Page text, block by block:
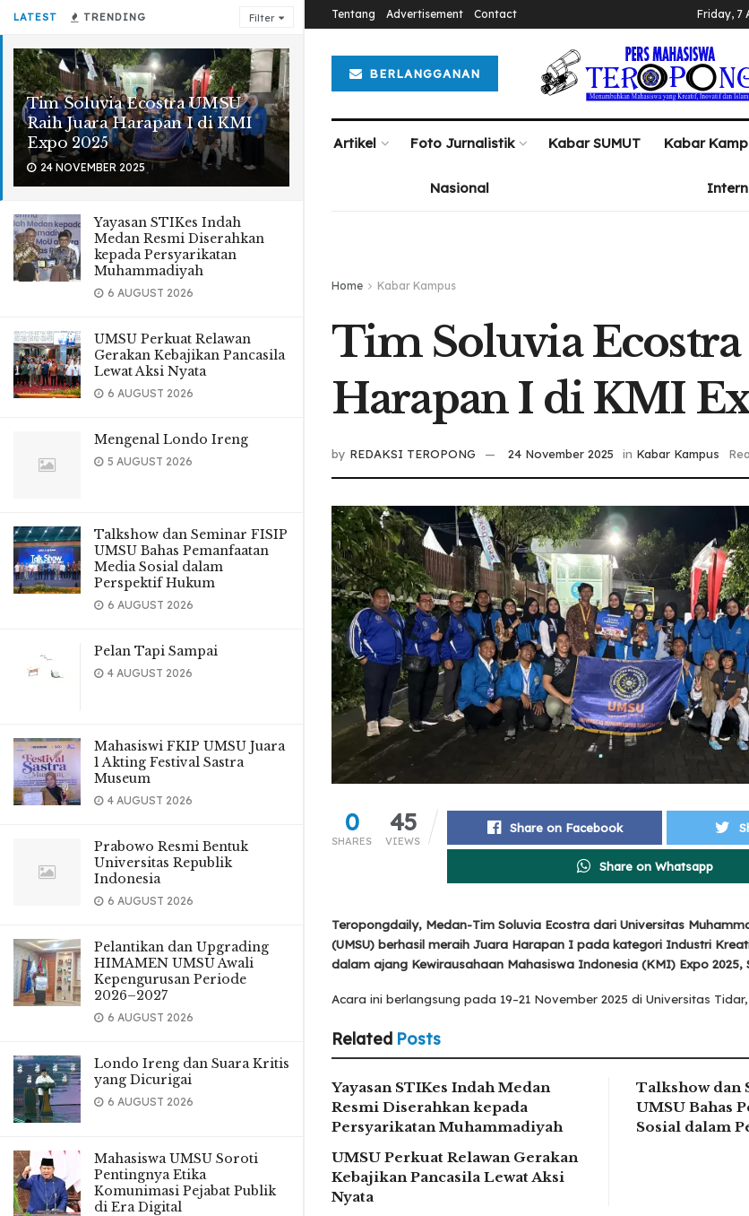
LATEST TRENDING Filter
Tim Soluvia Ecostra UMSU
Raih Juara Harapan I di KMI
Expo 2025
24 NOVEMBER 2025
Yayasan STIKes Indah
Medan Resmi Diserahkan
kepada Persyarikatan
Muhammadiyah
6 AUGUST 2026
UMSU Perkuat Relawan
Gerakan Kebajikan Pancasila
Lewat Aksi Nyata
6 AUGUST 2026
Mengenal Londo Ireng
5 AUGUST 2026
Talkshow dan Seminar FISIP
UMSU Bahas Pemanfaatan
Media Sosial dalam
Perspektif Hukum
6 AUGUST 2026
Pelan Tapi Sampai
4 AUGUST 2026
Mahasiswi FKIP UMSU Juara
1 Akting Festival Sastra
Museum
4 AUGUST 2026
Prabowo Resmi Bentuk
Universitas Republik
Indonesia
6 AUGUST 2026
Pelantikan dan Upgrading
HIMAMEN UMSU Awali
Kepengurusan Periode
2026–2027
6 AUGUST 2026
Londo Ireng dan Suara Kritis
yang Dicurigai
6 AUGUST 2026
Mahasiswa UMSU Soroti
Pentingnya Etika
Komunimasi Pejabat Publik
di Era Digital
Tentang Advertisement Contact Friday, 7
BERLANGGANAN
Artikel Foto Jurnalistik Kabar SUMUT Kabar
Nasional
Home Kabar Kampus
Tim Soluvia
Harapan I di KMI
by REDAKSI TEROPONG 24 November 2025 in Kabar Kampus
0
SHARES
45
VIEWS
Share on Facebook
Share on Whatsapp
Teropongdaily, Medan-Tim Soluvia Ecostra dari Universitas
(UMSU) berhasil meraih Juara Harapan I pada kategori Industri
dalam ajang Kewirausahaan Mahasiswa Indonesia (KMI) Expo 2025,
Acara ini berlangsung pada 19–21 November 2025 di Universitas
Related Posts
Yayasan STIKes Indah Medan
Resmi Diserahkan kepada
Persyarikatan Muhammadiyah
UMSU Perkuat Relawan Gerakan
Kebajikan Pancasila Lewat Aksi
Nyata
Talkshow dan
UMSU Bahas
Sosial dalam